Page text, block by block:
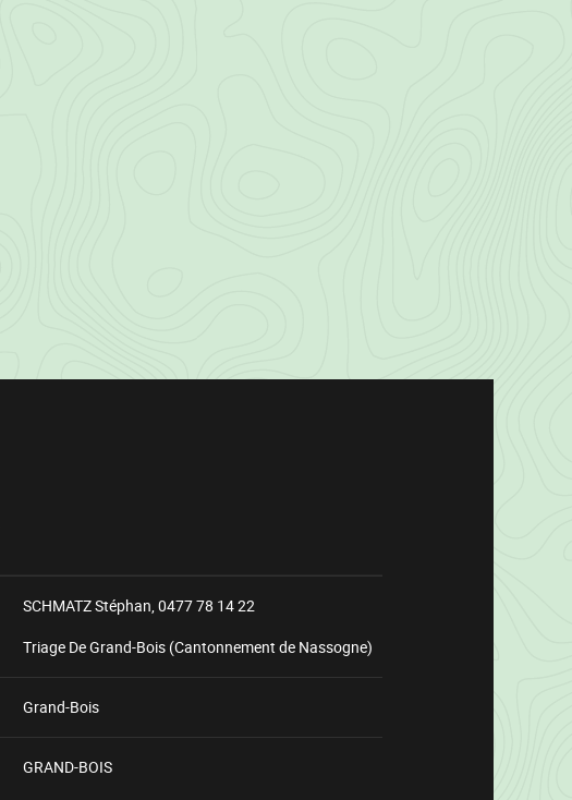
SCHMATZ Stéphan,0477 78 14 22
Triage De Grand-Bois (Cantonnement de Nassogne)
Grand-Bois
GRAND-BOIS